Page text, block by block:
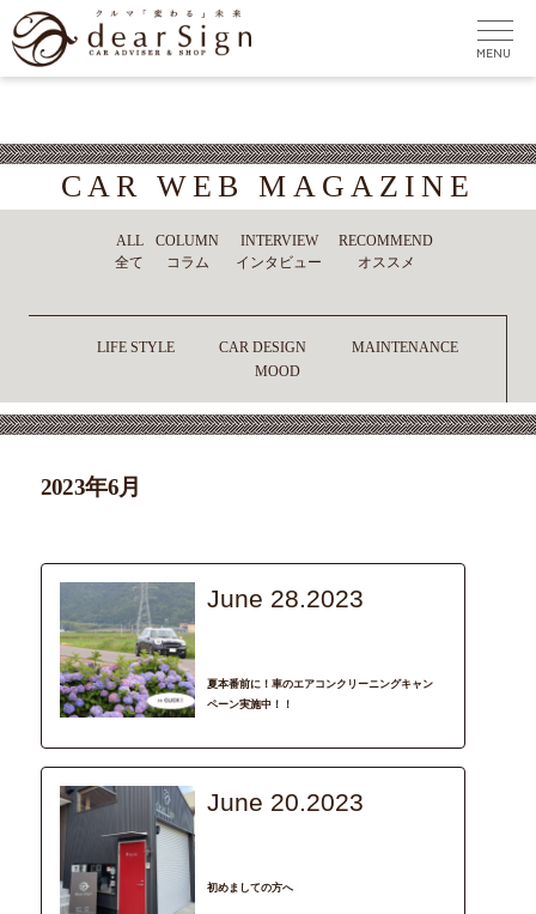
CAR WEB MAGAZINE
ALL
全て
COLUMN
コラム
INTERVIEW
インタビュー
RECOMMEND
オススメ
LIFE STYLE CAR DESIGN
MAINTENANCE
MOOD
2023年6月
June 28.2023
夏本番前に！車のエアコンクリーニングキャン
ペーン実施中！！
June 20.2023
初めましての方へ